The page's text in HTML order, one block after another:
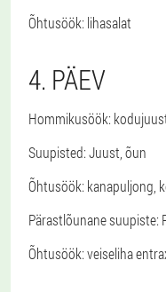
Õhtusöök: lihasalat
4. PÄEV
Hommikusöök:
Suupisted: Juust, õun
Õhtusöök: kanapuljong,
Pärastlõunane suupiste:
Õhtusöök: veiseliha